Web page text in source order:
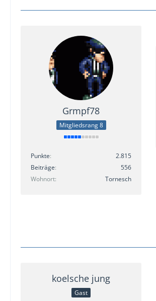
Grmpf78
Mitgliedsrang 8
Punkte
2.815
Beiträge
556
Wohnort
Tornesch
koelsche jung
Gast